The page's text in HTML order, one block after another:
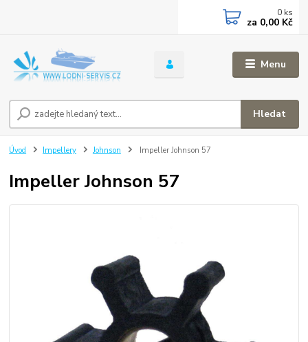
Menu
Hledat
0 ks
za 0,00 Kč
Úvod Impellery Johnson Impeller Johnson 57
Impeller Johnson 57